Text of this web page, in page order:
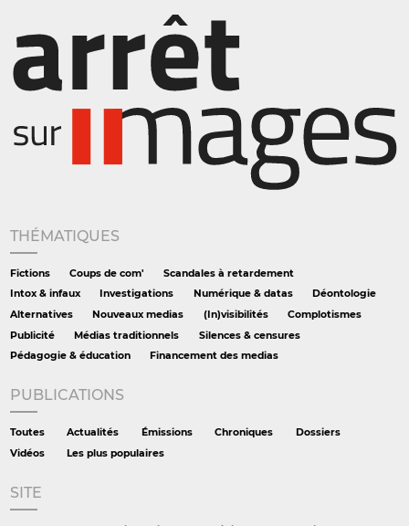
THÉMATIQUES
Fictions Coups de com'
Scandales à retardement
Intox & infaux
Investigations Numérique & datas
Déontologie
Alternatives
Nouveaux medias (In)visibilités
Complotismes
Publicité
Médias traditionnels
Silences & censures
Pédagogie & éducation
Financement des medias
PUBLICATIONS
Toutes Actualités Émissions Chroniques
Dossiers
Vidéos
Les plus populaires
SITE